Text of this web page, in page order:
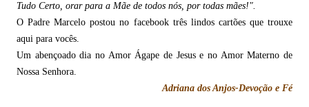
Tudo Certo, orar para a Mãe de todos nós, por todas mães!".
O Padre Marcelo postou no facebook três lindos cartões que trouxe
aqui para vocês.
Um abençoado dia no Amor Ágape de Jesus e no Amor Materno de
Nossa Senhora.
Adriana dos Anjos-Devoção e Fé